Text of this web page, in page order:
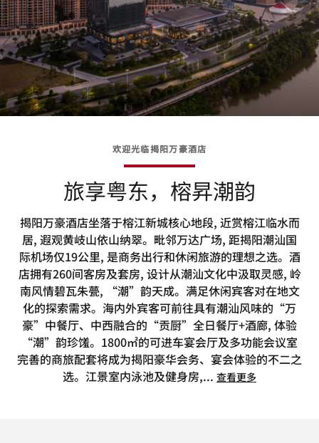
欢迎光临揭阳万豪酒店
旅享粤东，榕昇潮韵
揭阳万豪酒店坐落于榕江新城核心地段, 近赏榕江临水而
居, 遐观黄岐山依山纳翠。毗邻万达广场, 距揭阳潮汕国
际机场仅19公里, 是商务出行和休闲旅游的理想之选。酒
店拥有260间客房及套房, 设计从潮汕文化中汲取灵感, 岭
南风情碧瓦朱甍, “潮”韵天成。满足休闲宾客对在地文
化的探索需求。海内外宾客可前往具有潮汕风味的“万
豪”中餐厅、中西融合的“贡厨”全日餐厅+酒廊, 体验
“潮”韵珍馐。1800㎡的可进车宴会厅及多功能会议室
完善的商旅配套将成为揭阳豪华会务、宴会体验的不二之
选。江景室内泳池及健身房,... 查看更多